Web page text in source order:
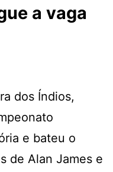
a vaga
dos Índios,
e bateu o
de Alan James e